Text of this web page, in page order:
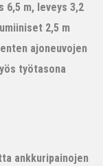
m, leveys 3,2
2,5 m
ajoneuvojen
työtasona
ankkuripainojen